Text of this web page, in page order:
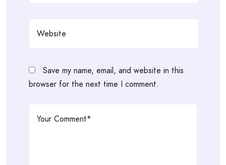
Save my name, email, and website in this
browser for the next time I comment.